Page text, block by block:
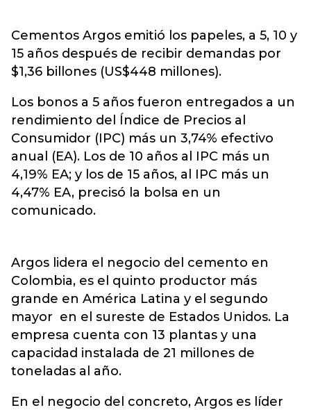
Cementos Argos emitió los papeles, a 5, 10 y
15 años después de recibir demandas por
$1,36 billones (US$448 millones).
Los bonos a 5 años fueron entregados a un
rendimiento del Índice de Precios al
Consumidor (IPC) más un 3,74% efectivo
anual (EA). Los de 10 años al IPC más un
4,19% EA; y los de 15 años, al IPC más un
4,47% EA, precisó la bolsa en un
comunicado.
Argos lidera el negocio del cemento en
Colombia, es el quinto productor más
grande en América Latina y el segundo
mayor en el sureste de Estados Unidos. La
empresa cuenta con 13 plantas y una
capacidad instalada de 21 millones de
toneladas al año.
En el negocio del concreto, Argos es líder